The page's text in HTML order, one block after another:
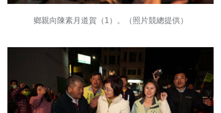
鄉親向陳素月道賀（1）。（照片競總提供）